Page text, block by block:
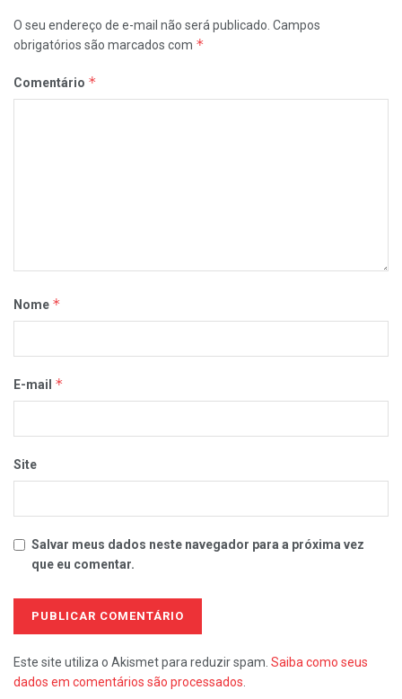
O seu endereço de e-mail não será publicado. Campos
obrigatórios são marcados com *
Comentário *
Nome *
E-mail *
Site
Salvar meus dados neste navegador para a próxima vez
que eu comentar.
Este site utiliza o Akismet para reduzir spam. Saiba como seus
dados em comentários são processados